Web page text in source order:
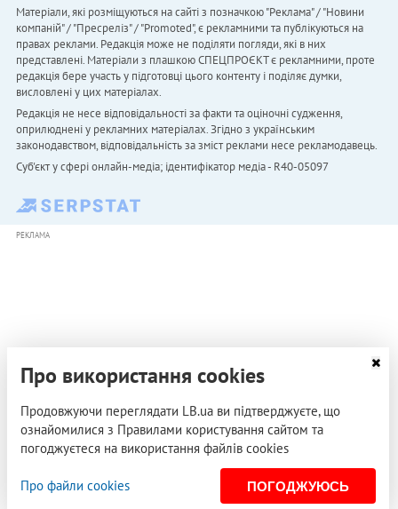
Матеріали, які розміщуються на сайті з позначкою "Реклама" / "Новини
компаній" / "Пресреліз" / "Promoted", є рекламними та публікуються на
правах реклами. Редакція може не поділяти погляди, які в них
представлені. Матеріали з плашкою СПЕЦПРОЄКТ є рекламними, проте
редакція бере участь у підготовці цього контенту і поділяє думки,
висловлені у цих матеріалах.
Редакція не несе відповідальності за факти та оціночні судження,
оприлюднені у рекламних матеріалах. Згідно з українським
законодавством, відповідальність за зміст реклами несе рекламодавець.
Cуб'єкт у сфері онлайн-медіа; ідентифікатор медіа - R40-05097
РЕКЛАМА
Про використання cookies
Продовжуючи переглядати LB.ua ви підтверджуєте, що
ознайомилися з Правилами користування сайтом та
погоджуєтеся на використання файлів cookies
Про файли cookies ПОГОДЖУЮСЬ